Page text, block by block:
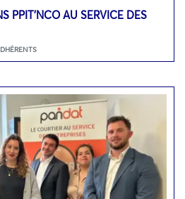
PPIT’NCO AU SERVICE DES